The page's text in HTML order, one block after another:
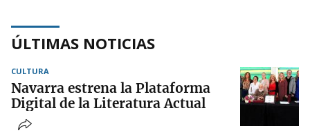
ÚLTIMAS NOTICIAS
CULTURA
Navarra estrena la Plataforma
Digital de la Literatura Actual